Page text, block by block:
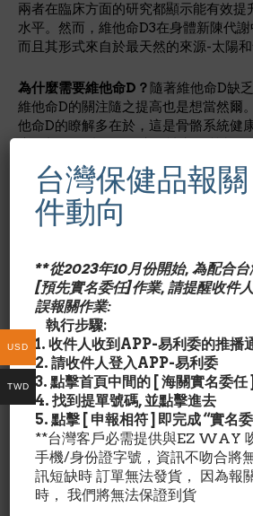
兩者在臨床方面的研究都顯示能有效提
水平。然而，維他命D3在身體新陳代謝
而且其形式來自於最天然的來源-太陽和
為什麼需要維他命D？ 隨著維他命D缺
維他命D的關注隨之提高也是想當然爾
他命D的瞭解多在於，這是骨骼系統健
的。藉由明顯加強鈣質的吸收與利用
節體內鈣質的使用。 維他命D對身體的
實：研究顯示全身上下，包含大腦和心
收體。根據這樣的結果，維他命D接收
吹攝取維他命D對身體的好處。 最近的
透過調節免疫系統，有助於維持免疫系
有好幾十處維他命D接收體，換句話說
強記憶力與專注力。尤有甚者，從口腔
命D接收器，舉一反三，維他命D也有助
來越多的關注投入女性乳房健康與男性
健康的維他命D水平可以確保這兩處健
成份含量/Nutrition Facts:每1膠囊
營養%
維他命D35000IU 500%
天然食物，益生菌，及酵素 配方（
& Enzyme Blend）285 mg
Chlorella, Saccharomyces
台灣保健品報
件動向
**從2023年10月份開始, 為配合
[預先實名委任]作業, 請提醒收件
誤報關作業:
執行步驟:
1. 收件人收到APP-易利委的推播
2. 請收件人登入APP-易利委
3. 點擊首頁中間的 [ 海關實名委任 ]
4. 找到提單號碼, 並點擊進去
5. 點擊 [ 申報相符 ] 即完成 “實名
**台灣客戶必需提供與EZ WAY
手機/身份證字號，資訊不吻合將
訊短缺時 訂單無法發貨， 因為報
時， 我們將無法保證到貨
USD
TWD